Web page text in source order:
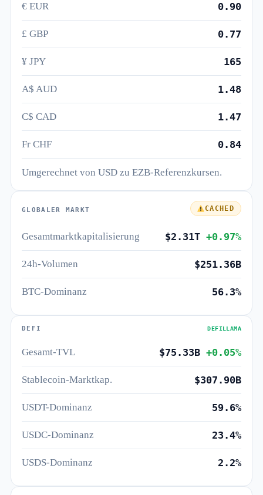
€ EUR 0.90
£ GBP 0.77
¥ JPY 165
A$ AUD 1.48
C$ CAD 1.47
Fr CHF 0.84
Umgerechnet von USD zu EZB-Referenzkursen.
GLOBALER MARKT CACHED
Gesamtmarktkapitalisierung $2.31T+0.97%
24h-Volumen $251.36B
BTC-Dominanz 56.3%
DEFI DEFILLAMA
Gesamt-TVL $75.33B+0.05%
Stablecoin-Marktkap. $307.90B
USDT-Dominanz 59.6%
USDC-Dominanz 23.4%
USDS-Dominanz 2.2%